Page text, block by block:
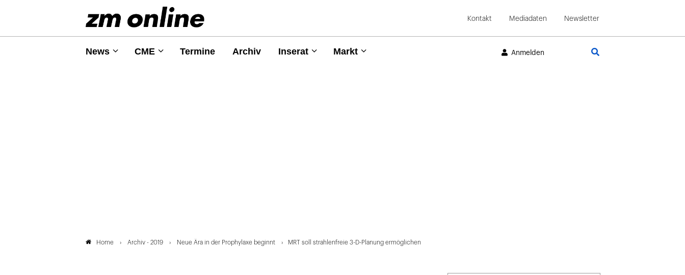
Kontakt Mediadaten Newsletter
News CME Termine Archiv Inserat Markt Anmelden
Home Archiv - 2019 Neue Ära in der Prophylaxe beginnt MRT soll strahlenfreie 3-D-Planung ermöglichen